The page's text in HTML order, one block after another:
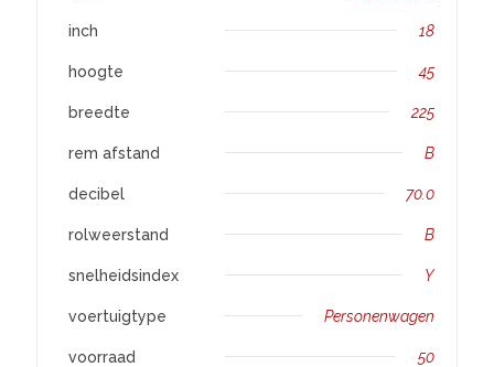
inch 18
hoogte 45
breedte 225
rem afstand B
decibel 70.0
rolweerstand B
snelheidsindex Y
voertuigtype Personenwagen
voorraad 50